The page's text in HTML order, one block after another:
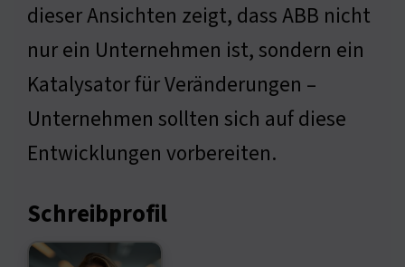
dieser Ansichten zeigt, dass ABB nicht
nur ein Unternehmen ist, sondern ein
Katalysator für Veränderungen –
Unternehmen sollten sich auf diese
Entwicklungen vorbereiten.
Schreibprofil